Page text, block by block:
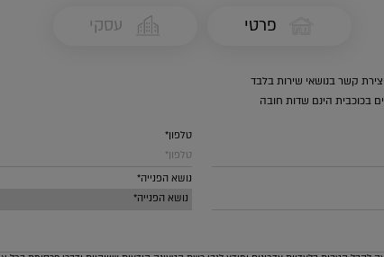
פרטי עסקי
קשר בנושאי שירות בלבד
בכוכבית הינם שדות חובה
טלפון*
נושא הפנייה*